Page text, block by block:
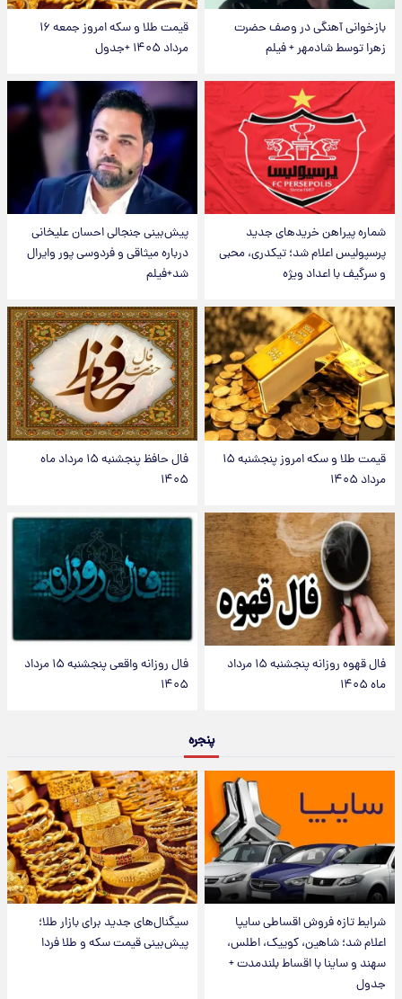
بازخوانی آهنگی در وصف حضرت
زهرا توسط شادمهر + فیلم
قیمت طلا و سکه امروز جمعه ۱۶
مرداد ۱۴۰۵ +جدول
شماره پیراهن خریدهای جدید
پرسپولیس اعلام شد؛ تیکدری، محبی
و سرگیف با اعداد ویژه
پیش‌بینی جنجالی احسان علیخانی
درباره میثاقی و فردوسی پور وایرال
شد+فیلم
قیمت طلا و سکه امروز پنجشنبه ۱۵
مرداد ۱۴۰۵
فال حافظ پنجشنبه ۱۵ مرداد ماه
۱۴۰۵
فال قهوه روزانه پنجشنبه ۱۵ مرداد
ماه ۱۴۰۵
فال روزانه واقعی پنجشنبه ۱۵ مرداد
۱۴۰۵
پنجره
شرایط تازه فروش اقساطی سایپا
اعلام شد؛ شاهین، کوییک، اطلس،
سهند و ساینا با اقساط بلندمدت +
جدول
سیگنال‌های جدید برای بازار طلا؛
پیش‌بینی قیمت سکه و طلا فردا